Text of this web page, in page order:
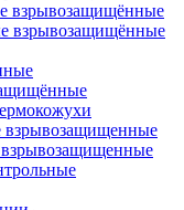
взрывозащищённые
взрывозащищённые
взрывозащищенные